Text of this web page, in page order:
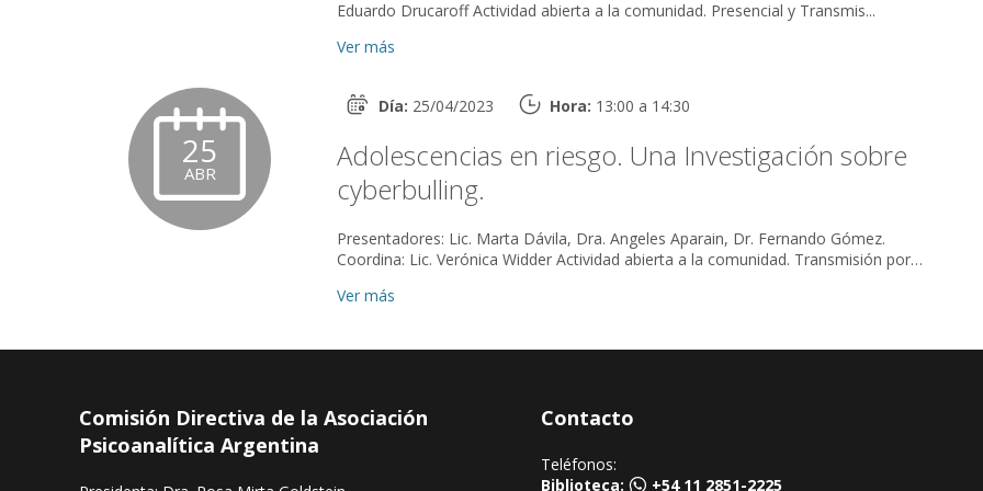
Eduardo Drucaroff Actividad abierta a la comunidad. Presencial y Transmis...
Ver más
25
ABR
Día: 25/04/2023 Hora: 13:00 a 14:30
Adolescencias en riesgo. Una Investigación sobre
cyberbulling.
Presentadores: Lic. Marta Dávila, Dra. Angeles Aparain, Dr. Fernando Gómez.
Coordina: Lic. Verónica Widder Actividad abierta a la comunidad. Transmisión por
Ver más
Comisión Directiva de la Asociación
Psicoanalítica Argentina
Contacto
Teléfonos:
Biblioteca:
+54 11 2851-2225